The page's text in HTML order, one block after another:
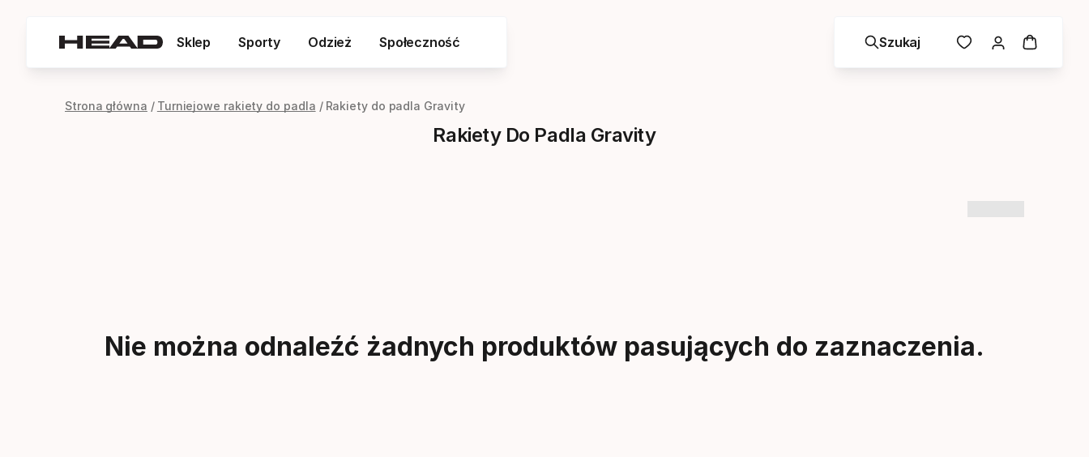
Sklep Sporty Odzież Społeczność Szukaj
Strona główna Turniejowe rakiety do padla Rakiety do padla Gravity
Rakiety Do Padla Gravity
Nie można odnaleźć żadnych produktów pasujących do zaznaczenia.